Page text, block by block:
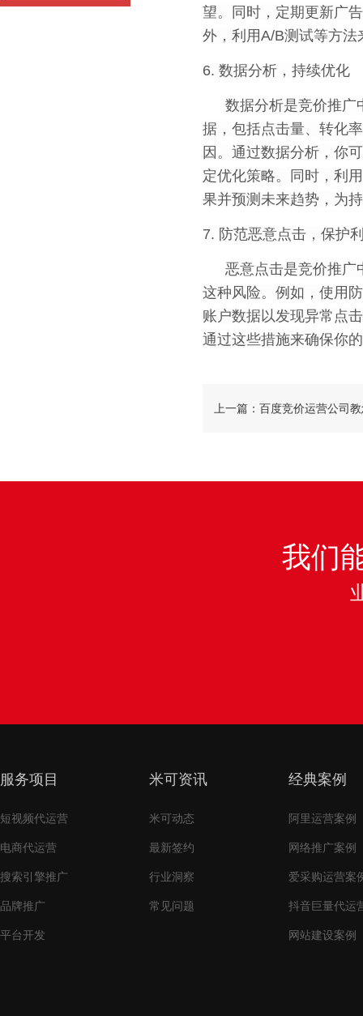
望。同时，定期更新广
外，利用A/B测试等方
6. 数据分析，持续优化
数据分析是竞价推广
据，包括点击量、转化
因。通过数据分析，你
定优化策略。同时，利
果并预测未来趋势，为
7. 防范恶意点击，保护
恶意点击是竞价推广
这种风险。例如，使用
账户数据以发现异常点
通过这些措施来确保你
上一篇：百度竞价运营公司
我们
服务项目
短视频代运营
电商代运营
搜索引擎推广
品牌推广
平台开发
米可资讯
米可动态
最新签约
行业洞察
常见问题
经典案例
阿里运营案例
网络推广案例
爱采购运营案
抖音巨量代运
网站建设案例